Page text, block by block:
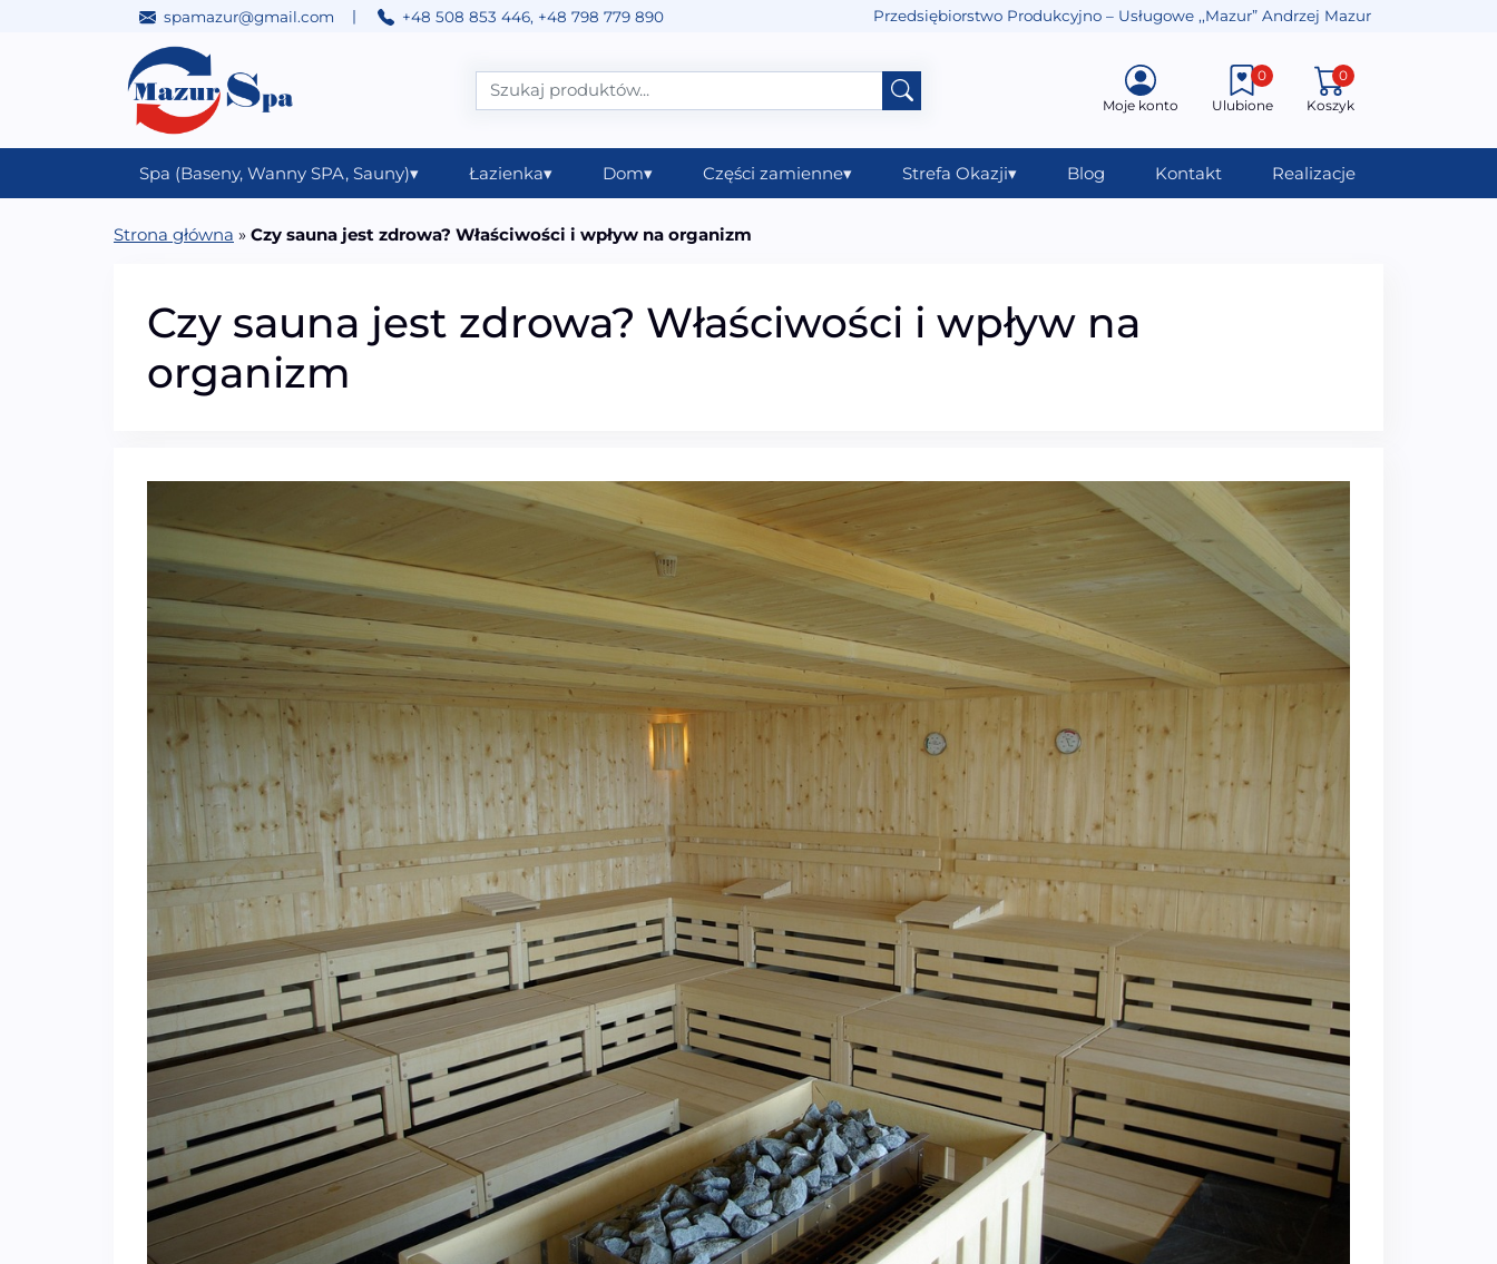
spamazur@gmail.com | +48 508 853 446, +48 798 779 890 Przedsiębiorstwo Produkcyjno – Usługowe ,,Mazur” Andrzej Mazur
Main Navigation Moje konto Ulubione
0
Koszyk
0
Spa (Baseny, Wanny SPA, Sauny)▾ Łazienka▾ Dom▾ Części zamienne▾ Strefa Okazji▾ Blog Kontakt Realizacje
Strona główna » Czy sauna jest zdrowa? Właściwości i wpływ na organizm
Czy sauna jest zdrowa? Właściwości i wpływ na
organizm